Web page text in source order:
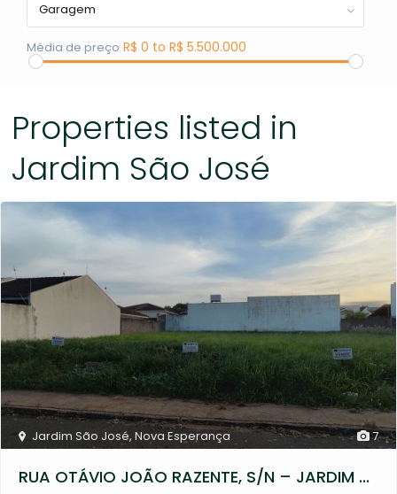
Garagem
Média de preço R$ 0 to R$ 5.500.000
Properties listed in
Jardim São José
7
Jardim São José, Nova Esperança
RUA OTÁVIO JOÃO RAZENTE, S/N – JARDIM ...